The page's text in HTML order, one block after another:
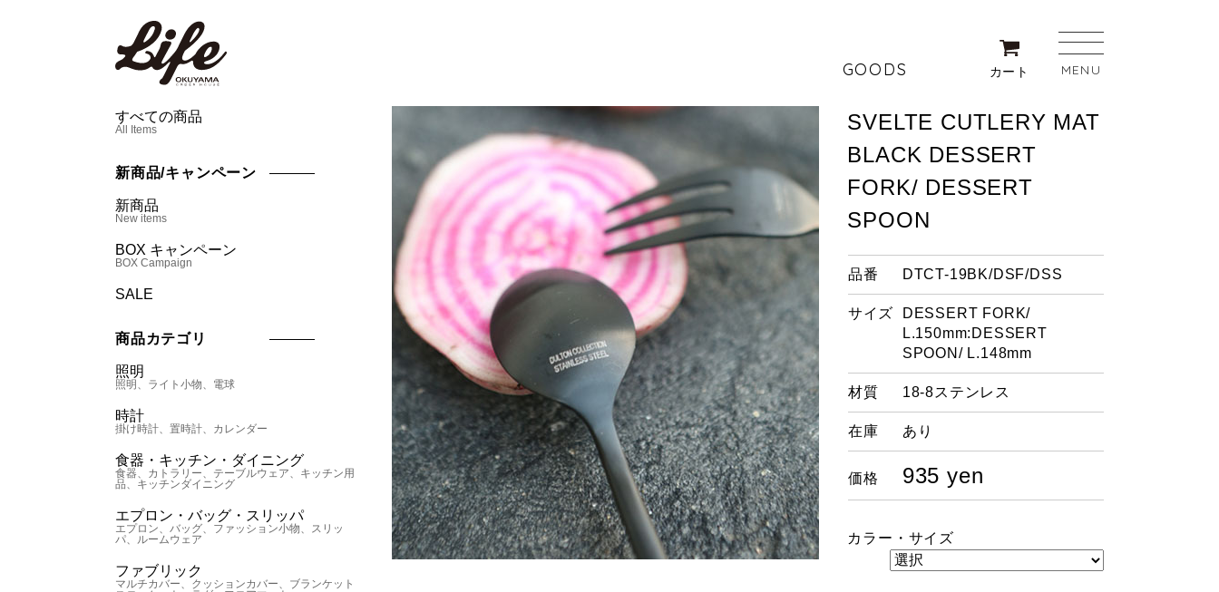
GOODS カート MENU
CUTLERY MAT BLACK SVELTE CUTLERY MAT BLACK DESSERT FORK
SVELTE CUTLERY MAT
BLACK DESSERT
FORK/ DESSERT
SPOON
品番 DTCT-19BK/DSF/DSS
サイズ
DESSERT FORK/
L.150mm:DESSERT
SPOON/ L.148mm
材質 18-8ステンレス
在庫 あり
価格 935 yen
カラー・サイズ
すべての商品
All Items
新商品/キャンペーン
新商品
New items
BOX キャンペーン
BOX Campaign
SALE
商品カテゴリ
照明
照明、ライト小物、電球
時計
掛け時計、置時計、カレンダー
食器・キッチン・ダイニング
食器、カトラリー、テーブルウェア、キッチン用
品、キッチンダイニング
エプロン・バッグ・スリッパ
エプロン、バッグ、ファッション小物、スリッ
パ、ルームウェア
ファブリック
マルチカバー、クッションカバー、ブランケット